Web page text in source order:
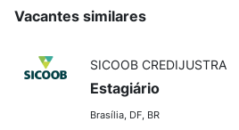
Vacantes similares
SICOOB CREDIJUSTRA
Estagiário
Brasília, DF, BR